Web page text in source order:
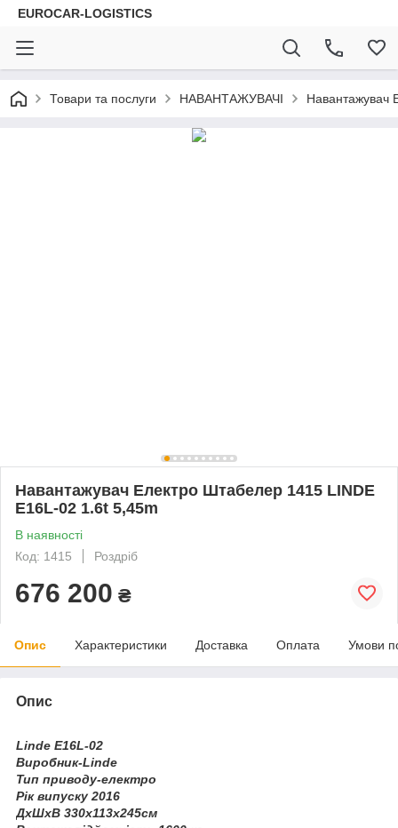
EUROCAR-LOGISTICS
Товари та послуги НАВАНТАЖУВАЧІ Навантажувач
Навантажувач Електро Штабелер 1415 LINDE
E16L-02 1.6t 5,45m
В наявності
Код: 1415
Роздріб
676 200 ₴
Опис Характеристики Доставка Оплата Умови
Опис
Linde E16L-02
Виробник-Linde
Тип приводу-електро
Рік випуску 2016
ДхШхВ 330х113х245см